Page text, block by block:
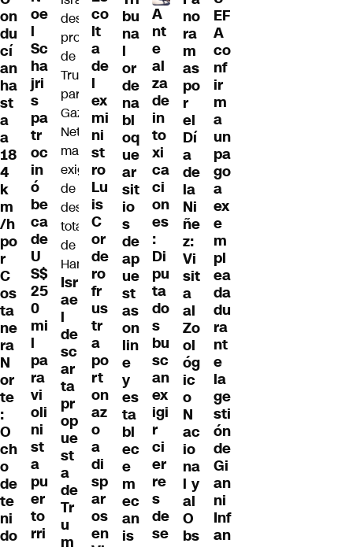
on
du
cí
an
ha
st
a
a
18
4
k
m
/h
po
r
C
os
ta
ne
ra
N
or
te
:
O
ch
o
de
te
ni
do
oe
l
Sc
ha
jri
s
pa
tr
oc
in
ó
be
ca
de
U
S$
25
0
mi
l
pa
ra
vi
oli
ni
st
a
pu
er
to
rri
Isr
ae
l
de
sc
ar
ta
pr
op
ue
st
a
de
Tr
u
m
co
lt
a
de
l
ex
mi
ni
st
ro
Lu
is
C
or
de
ro
fr
us
tr
a
po
rt
on
az
o
a
di
sp
ar
os
en
bu
na
l
or
de
na
bl
oq
ue
ar
sit
io
s
de
ap
ue
st
as
on
lin
e
y
es
ta
bl
ec
e
m
ec
an
is
A
nt
e
al
za
de
in
to
xi
ca
ci
on
es
:
Di
pu
ta
do
s
bu
sc
an
ex
igi
r
ci
er
re
s
de
se
no
ra
m
as
po
r
el
Dí
a
de
la
Ni
ñe
z:
Vi
sit
a
al
Zo
ol
óg
ic
o
N
ac
io
na
l y
al
O
bs
EF
A
co
nf
ir
m
a
un
pa
go
a
ex
e
m
pl
ea
da
du
ra
nt
e
la
ge
sti
ón
de
Gi
an
ni
Inf
an